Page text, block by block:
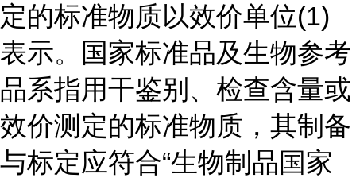
定的标准物质以效价单位(1)
表示。国家标准品及生物参考
品系指用干鉴别、检查含量或
效价测定的标准物质，其制备
与标定应符合“生物制品国家